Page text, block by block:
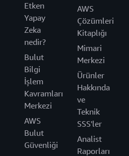
Etken
Yapay
Zeka
nedir?
Bulut
Bilgi
İşlem
Kavramları
Merkezi
AWS
Bulut
Güvenliği
AWS
Çözümleri
Kitaplığı
Mimari
Merkezi
Ürünler
Hakkında
ve
Teknik
SSS'ler
Analist
Raporları